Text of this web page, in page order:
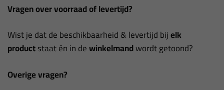
Vragen over voorraad of levertijd?
Wist je dat de beschikbaarheid & levertijd bijelk
productstaat én in dewinkelmandwordt getoond?
Overige vragen?